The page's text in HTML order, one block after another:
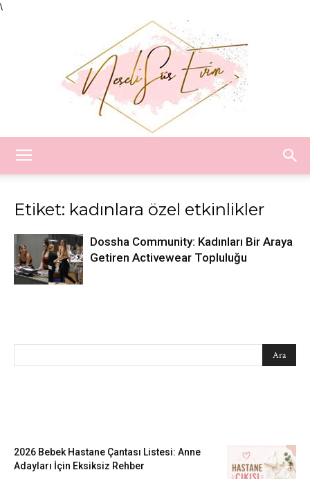
\
Etiket: kadınlara özel etkinlikler
Dossha Community: Kadınları Bir Araya
Getiren Activewear Topluluğu
2026 Bebek Hastane Çantası Listesi: Anne
Adayları İçin Eksiksiz Rehber